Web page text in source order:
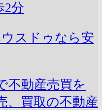
2分
スドゥなら安
不動産売買を
、買取の不動産